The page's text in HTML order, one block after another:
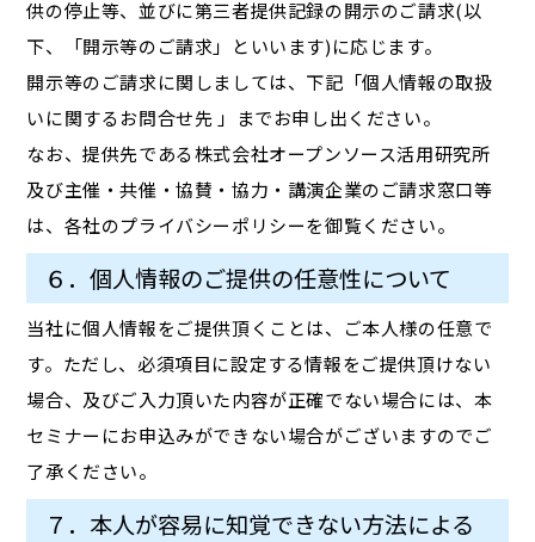
供の停止等、並びに第三者提供記録の開示のご請求(以
下、「開示等のご請求」といいます)に応じます。
開示等のご請求に関しましては、下記「個人情報の取扱
いに関するお問合せ先 」までお申し出ください。
なお、提供先である株式会社オープンソース活用研究所
及び主催・共催・協賛・協力・講演企業のご請求窓口等
は、各社のプライバシーポリシーを御覧ください。
６．個人情報のご提供の任意性について
当社に個人情報をご提供頂くことは、ご本人様の任意で
す。ただし、必須項目に設定する情報をご提供頂けない
場合、及びご入力頂いた内容が正確でない場合には、本
セミナーにお申込みができない場合がございますのでご
了承ください。
７．本人が容易に知覚できない方法による